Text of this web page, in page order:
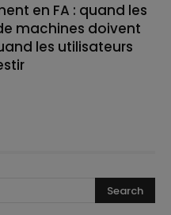
en FA : quand les
machines doivent
les utilisateurs